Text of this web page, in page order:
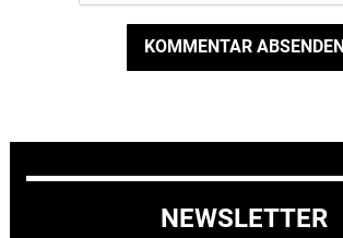
KOMMENTAR ABSENDEN
NEWSLETTER